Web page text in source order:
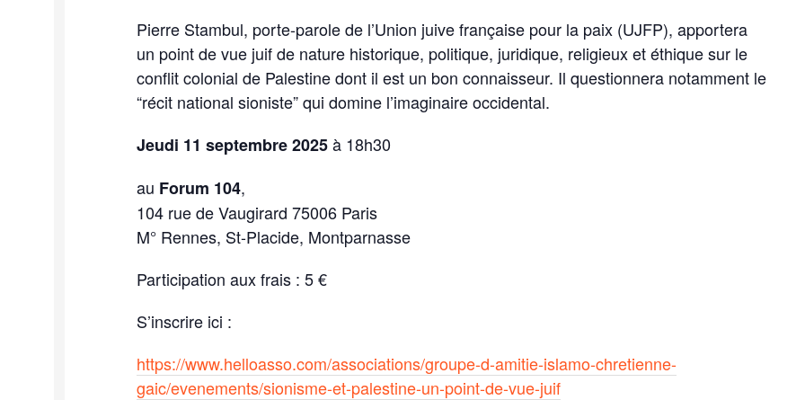
Pierre Stambul, porte-parole de l’Union juive française pour la paix (UJFP), apportera
un point de vue juif de nature historique, politique, juridique, religieux et éthique sur le
conflit colonial de Palestine dont il est un bon connaisseur. Il questionnera notamment le
“récit national sioniste” qui domine l’imaginaire occidental.
Jeudi 11 septembre 2025à 18h30
au Forum 104,
104 rue de Vaugirard 75006 Paris
M° Rennes, St-Placide, Montparnasse
Participation aux frais : 5 €
S’inscrire ici :
https://www.helloasso.com/associations/groupe-d-amitie-islamo-chretienne-
gaic/evenements/sionisme-et-palestine-un-point-de-vue-juif